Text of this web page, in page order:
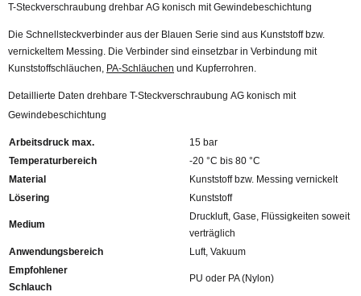
T-Steckverschraubung drehbar AG konisch mit Gewindebeschichtung
Die Schnellsteckverbinder aus der Blauen Serie sind aus Kunststoff bzw.
vernickeltem Messing. Die Verbinder sind einsetzbar in Verbindung mit
Kunststoffschläuchen, PA-Schläuchen und Kupferrohren.
Detaillierte Daten drehbare T-Steckverschraubung AG konisch mit
Gewindebeschichtung
Arbeitsdruck max.
15 bar
Temperaturbereich
-20 °C bis 80 °C
Material
Kunststoff bzw. Messing vernickelt
Lösering
Kunststoff
Medium
Druckluft, Gase, Flüssigkeiten soweit
verträglich
Anwendungsbereich
Luft, Vakuum
Empfohlener
Schlauch
PU oder PA (Nylon)